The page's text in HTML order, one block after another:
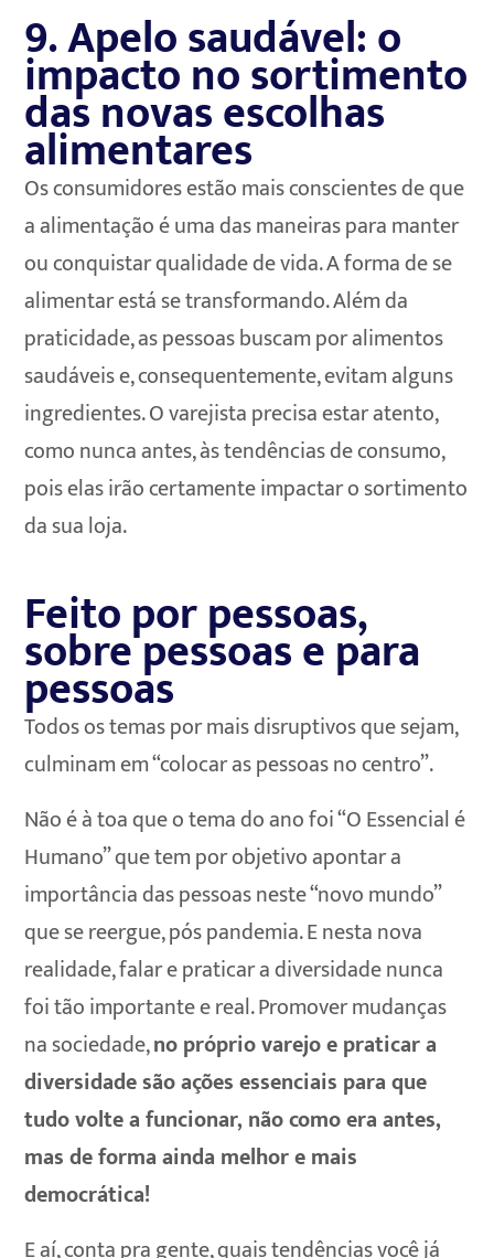
9. Apelo saudável: o
impacto no sortimento
das novas escolhas
alimentares
Os consumidores estão mais conscientes de que
a alimentação é uma das maneiras para manter
ou conquistar qualidade de vida. A forma de se
alimentar está se transformando. Além da
praticidade, as pessoas buscam por alimentos
saudáveis e, consequentemente, evitam alguns
ingredientes. O varejista precisa estar atento,
como nunca antes, às tendências de consumo,
pois elas irão certamente impactar o sortimento
da sua loja.
Feito por pessoas,
sobre pessoas e para
pessoas
Todos os temas por mais disruptivos que sejam,
culminam em “colocar as pessoas no centro”.
Não é à toa que o tema do ano foi “O Essencial é
Humano” que tem por objetivo apontar a
importância das pessoas neste “novo mundo”
que se reergue, pós pandemia. E nesta nova
realidade, falar e praticar a diversidade nunca
foi tão importante e real. Promover mudanças
na sociedade,no próprio varejo e praticar a
diversidade são ações essenciais para que
tudo volte a funcionar, não como era antes,
mas de forma ainda melhor e mais
democrática!
E aí, conta pra gente, quais tendências você já